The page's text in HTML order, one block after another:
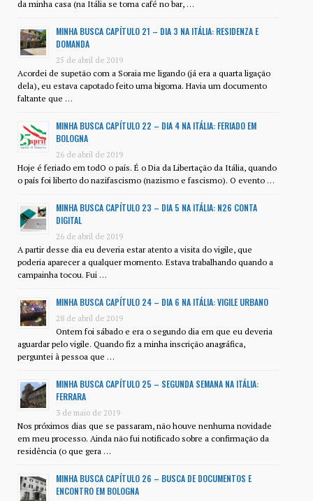
da minha casa (na Itália se toma café no bar, …
MINHA BUSCA CAPÍTULO 21 – DIA 3 NA ITÁLIA: RESIDENZA E
DOMANDA
25 de abril de 2019
Acordei de supetão com a Soraia me ligando (já era a quarta ligação
dela), eu estava capotado feito uma bigorna. Havia um documento
faltante que …
MINHA BUSCA CAPÍTULO 22 – DIA 4 NA ITÁLIA: FERIADO EM
BOLOGNA
26 de abril de 2019
Hoje é feriado em todO o país. É o Dia da Libertação da Itália, quando
o país foi liberto do nazifascismo (nazismo e fascismo). O evento …
MINHA BUSCA CAPÍTULO 23 – DIA 5 NA ITÁLIA: N26 CONTA
DIGITAL
26 de abril de 2019
A partir desse dia eu deveria estar atento a visita do vigile, que
poderia aparecer a qualquer momento. Estava trabalhando quando a
campainha tocou. Fui …
MINHA BUSCA CAPÍTULO 24 – DIA 6 NA ITÁLIA: VIGILE URBANO
28 de abril de 2019
Ontem foi sábado e era o segundo dia em que eu deveria
aguardar pelo vigile. Quando fiz a minha inscrição anagráfica,
perguntei à pessoa que …
MINHA BUSCA CAPÍTULO 25 – SEGUNDA SEMANA NA ITÁLIA:
FERRARA
3 de maio de 2019
Nos próximos dias que se passaram, não houve nenhuma novidade
em meu processo. Ainda não fui notificado sobre a confirmação da
residência (o que gera …
MINHA BUSCA CAPÍTULO 26 – BUSCA DE DOCUMENTOS E
ENCONTRO EM BOLOGNA